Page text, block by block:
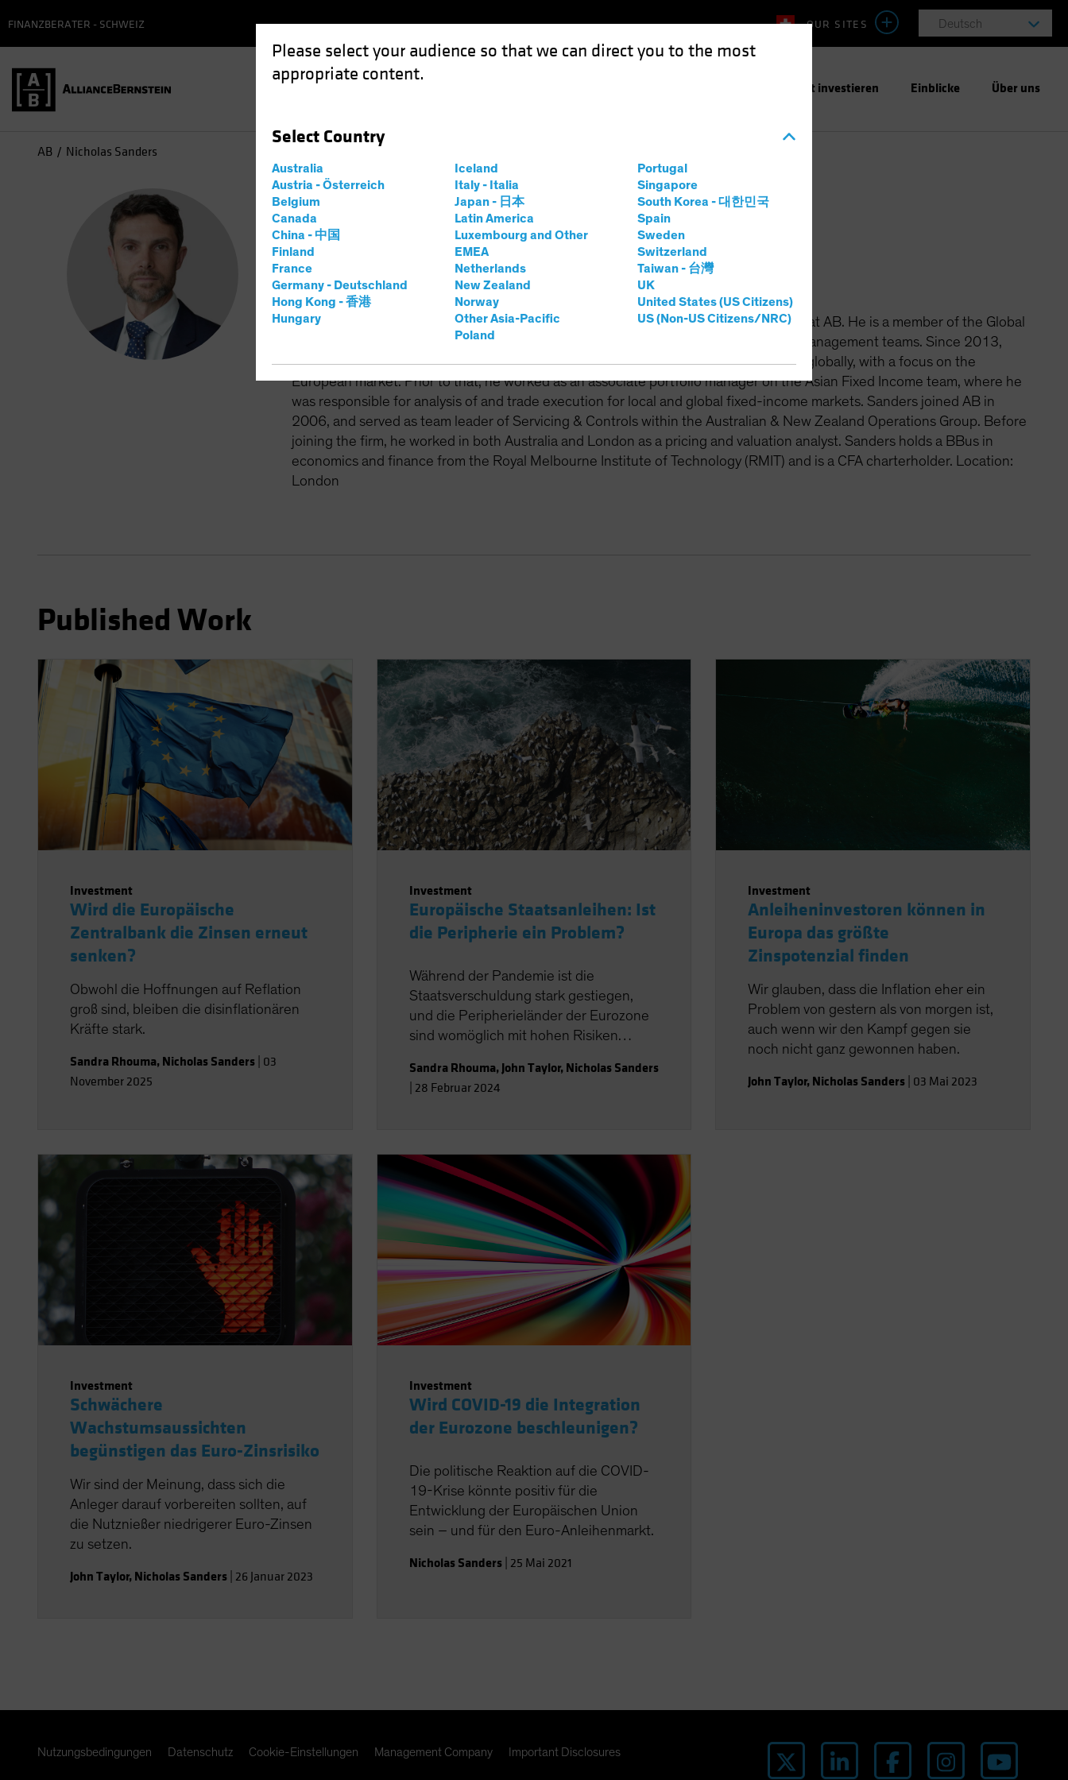
Please select your audience so that we can direct you to the most
appropriate content.
Select Country
Australia
Austria - Österreich
Belgium
Canada
China - 中国
Finland
France
Germany - Deutschland
Hong Kong - 香港
Hungary
Iceland
Italy - Italia
Japan - 日本
Latin America
Luxembourg and Other
EMEA
Netherlands
New Zealand
Norway
Other Asia-Pacific
Poland
Portugal
Singapore
South Korea - 대한민국
Spain
Sweden
Switzerland
Taiwan - 台灣
UK
United States (US Citizens)
US (Non-US Citizens/NRC)
Deutsch
OUR SITES
FINANZBERATER - SCHWEIZ
Verantwortungsbewusst investieren Einblicke Über uns
AB Nicholas Sanders
Nicholas Sanders, CFA
Portfolio Manager—Global Fixed Income
19 Jahre bei AB|23 Jahre Erfahrung
Nicholas Sanders is a Vice President and Portfolio Manager for Global Fixed Income at AB. He is a member of the Global
Fixed Income, Absolute Return, UK Fixed Income and Euro Fixed Income portfolio-management teams. Since 2013,
Sanders has been responsible for the analysis of sovereign and other liquid markets globally, with a focus on the
European market. Prior to that, he worked as an associate portfolio manager on the Asian Fixed Income team, where he
was responsible for analysis of and trade execution for local and global fixed-income markets. Sanders joined AB in
2006, and served as team leader of Servicing & Controls within the Australian & New Zealand Operations Group. Before
joining the firm, he worked in both Australia and London as a pricing and valuation analyst. Sanders holds a BBus in
economics and finance from the Royal Melbourne Institute of Technology (RMIT) and is a CFA charterholder. Location:
London
Published Work
Investment
Wird die Europäische
Zentralbank die Zinsen erneut
senken?
Obwohl die Hoffnungen auf Reflation
groß sind, bleiben die disinflationären
Kräfte stark.
Sandra Rhouma, Nicholas Sanders 03
November 2025
Investment
Europäische Staatsanleihen: Ist
die Peripherie ein Problem?
Während der Pandemie ist die
Staatsverschuldung stark gestiegen,
und die Peripherieländer der Eurozone
sind womöglich mit hohen Risiken
Schein.
Sandra Rhouma, John Taylor, Nicholas Sanders
28 Februar 2024
Investment
Anleiheninvestoren können in
Europa das größte
Zinspotenzial finden
Wir glauben, dass die Inflation eher ein
Problem von gestern als von morgen ist,
auch wenn wir den Kampf gegen sie
noch nicht ganz gewonnen haben.
John Taylor, Nicholas Sanders 03 Mai 2023
Investment
Schwächere
Wachstumsaussichten
begünstigen das Euro-Zinsrisiko
Wir sind der Meinung, dass sich die
Anleger darauf vorbereiten sollten, auf
die Nutznießer niedrigerer Euro-Zinsen
zu setzen.
John Taylor, Nicholas Sanders 26 Januar 2023
Investment
Wird COVID-19 die Integration
der Eurozone beschleunigen?
Die politische Reaktion auf die COVID-
19-Krise könnte positiv für die
Entwicklung der Europäischen Union
sein – und für den Euro-Anleihenmarkt.
Nicholas Sanders| 25 Mai 2021
Nutzungsbedingungen Datenschutz Cookie-Einstellungen Management Company Important Disclosures